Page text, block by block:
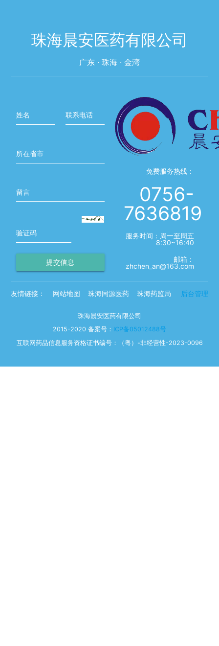
珠海晨安医药有限公司
广东 · 珠海 · 金湾
姓名 联系电话
所在省市
留言
验证码
提交信息
免费服务热线：
0756-
7636819
服务时间：周一至周五
8:30~16:40
邮箱：
zhchen_an@163.com
友情链接： 网站地图 珠海同源医药 珠海药监局 后台管理
珠海晨安医药有限公司
2015-2020 备案号： ICP备05012488号
互联网药品信息服务资格证书编号：（粤）-非经营性-2023-0096